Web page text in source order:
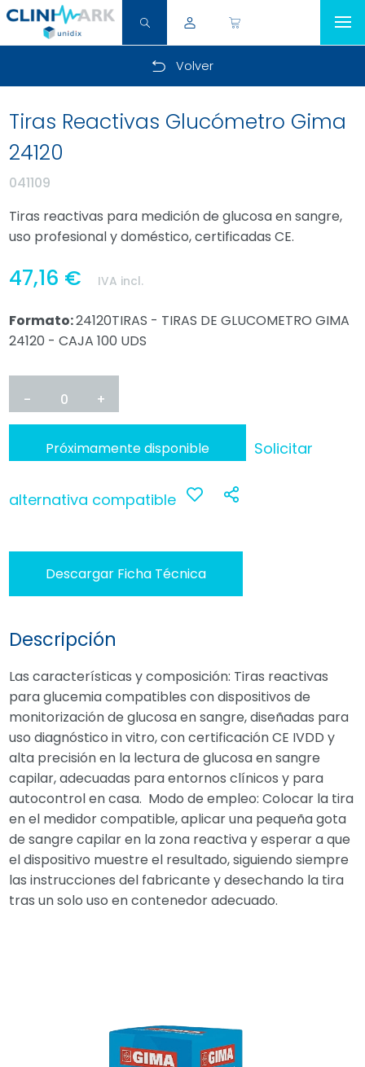
Volver
Tiras Reactivas Glucómetro Gima
24120
041109
Tiras reactivas para medición de glucosa en sangre,
uso profesional y doméstico, certificadas CE.
47,16 € IVA incl.
Formato:24120TIRAS - TIRAS DE GLUCOMETRO GIMA
24120 - CAJA 100 UDS
- 0 +
Próximamente disponible Solicitar
alternativa compatible
a
favoritos
Descargar Ficha Técnica
Descripción
Las características y composición: Tiras reactivas
para glucemia compatibles con dispositivos de
monitorización de glucosa en sangre, diseñadas para
uso diagnóstico in vitro, con certificación CE IVDD y
alta precisión en la lectura de glucosa en sangre
capilar, adecuadas para entornos clínicos y para
autocontrol en casa. ​ Modo de empleo: Colocar la tira
en el medidor compatible, aplicar una pequeña gota
de sangre capilar en la zona reactiva y esperar a que
el dispositivo muestre el resultado, siguiendo siempre
las instrucciones del fabricante y desechando la tira
tras un solo uso en contenedor adecuado.